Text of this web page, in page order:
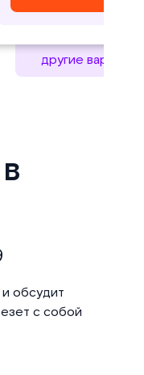
другие
обсудит
с собой